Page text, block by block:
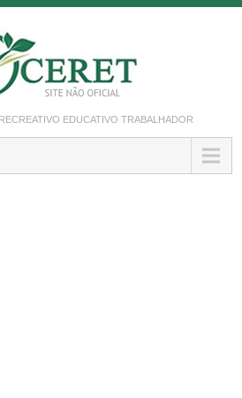
EDUCATIVO TRABALHADOR